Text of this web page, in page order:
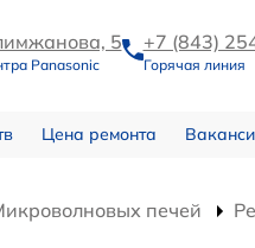
5
Panasonic
+7 (843)
Горячая линия
Цена ремонта
печей